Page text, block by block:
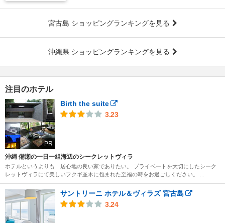
宮古島 ショッピングランキングを見る
沖縄県 ショッピングランキングを見る
注目のホテル
PR
Birth the suite
3.23
沖縄 備瀬の一日一組海辺のシークレットヴィラ
ホテルというよりも 居心地の良い家でありたい。 プライベートを大切にしたシーク
レットヴィラにて美しいフクギ並木に包まれた至福の時をお過ごしください。 ...
サントリーニ ホテル＆ヴィラズ 宮古島
3.24